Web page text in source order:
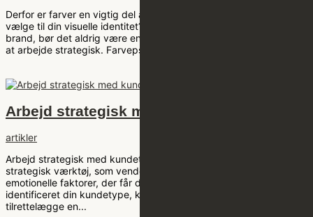
Derfor er farver en vigtig del af dit brand Hvilke farver skal du
vælge til din visuelle identitet? Når du skal vælge farver til dit
brand, bør det aldrig være en tilfældig beslutning, hvis du ønsker
at arbejde strategisk. Farvepsykologi – kommunikér med farver...
Arbejd strategisk med kundetyper
artikler
Arbejd strategisk med kundetyper Emotionelle Kundetyper® er et
strategisk værktøj, som vender blikket mod kunderne og de
emotionelle faktorer, der får dem til at foretage et køb. Har du
identificeret din kundetype, kan værktøjet her hjælpe dig med at
tilrettelægge en...